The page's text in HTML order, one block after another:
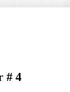
# 4